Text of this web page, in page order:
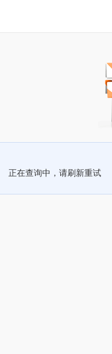
正在查询中，请刷新重试